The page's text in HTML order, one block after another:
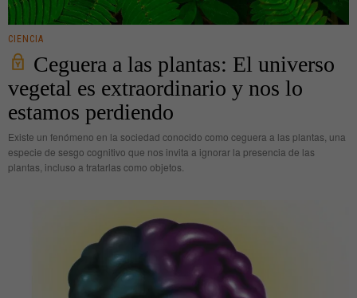
CIENCIA
Ceguera a las plantas: El universo
vegetal es extraordinario y nos lo
estamos perdiendo
Existe un fenómeno en la sociedad conocido como ceguera a las plantas, una
especie de sesgo cognitivo que nos invita a ignorar la presencia de las
plantas, incluso a tratarlas como objetos.